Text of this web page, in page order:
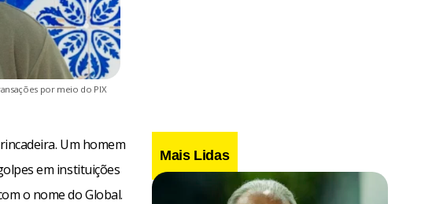
por meio do PIX
Um homem
em instituições
o nome do Global.
Mais Lidas